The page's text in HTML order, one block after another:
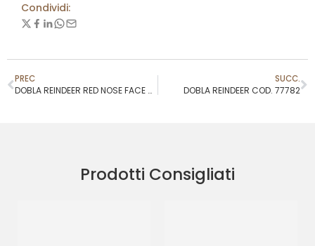
Condividi:
PREC
DOBLA REINDEER RED NOSE FACE COD. 78485
SUCC.
DOBLA REINDEER COD. 77782
Prodotti Consigliati